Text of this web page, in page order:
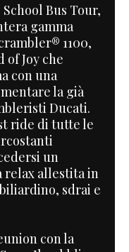
Bus Tour,
gamma
1100,
of Joy che
con una
la già
Ducati.
ride di tutte le
un
relax allestita in
sdrai e
con la